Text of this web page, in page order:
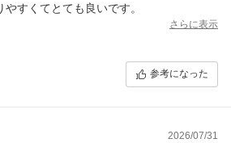
すくてとても良いです。
さらに表示
参考になった
2026/07/31